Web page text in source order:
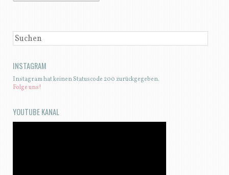
SUCHEN
INSTAGRAM
Instagram hat keinen Statuscode 200 zurückgegeben.
Folge uns!
YOUTUBE KANAL